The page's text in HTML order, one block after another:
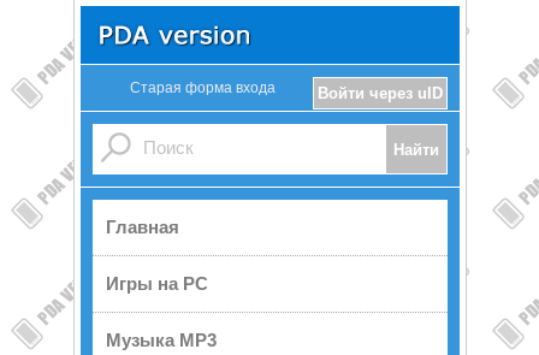
Войти через uID
Старая форма входа
Главная
Игры на PC
Музыка MP3